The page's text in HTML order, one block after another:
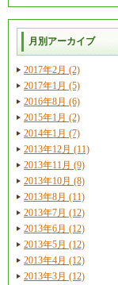
月別アーカイブ
2017年2月 (2)
2017年1月 (5)
2016年8月 (6)
2015年1月 (2)
2014年1月 (7)
2013年12月 (11)
2013年11月 (9)
2013年10月 (8)
2013年8月 (11)
2013年7月 (12)
2013年6月 (12)
2013年5月 (12)
2013年4月 (12)
2013年3月 (12)